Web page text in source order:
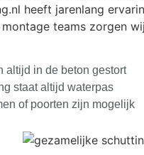
heeft jarenlang
teams zorgen
altijd in de beton gestort
staat altijd waterpas
of poorten zijn mogelijk